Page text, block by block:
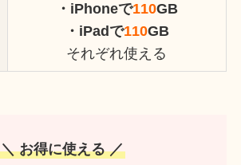
・iPhoneで110GB
・iPadで110GB
それぞれ使える
＼ お得に使える ／